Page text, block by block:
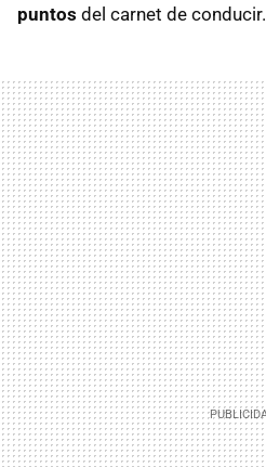
puntos del carnet de conducir.